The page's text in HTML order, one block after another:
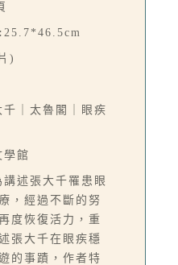
25.7*46.5cm
)
千｜太魯閣｜眼疾
學館
述張大千罹患眼
，經過不斷的努
度恢復活力，重
張大千在眼疾穩
的事蹟，作者特